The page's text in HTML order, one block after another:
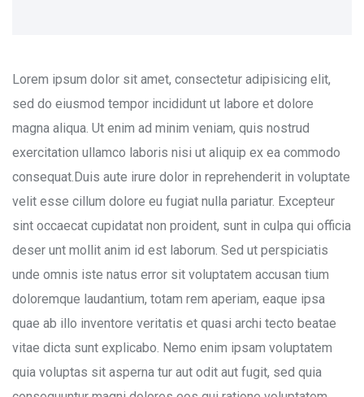
Lorem ipsum dolor sit amet, consectetur adipisicing elit,
sed do eiusmod tempor incididunt ut labore et dolore
magna aliqua. Ut enim ad minim veniam, quis nostrud
exercitation ullamco laboris nisi ut aliquip ex ea commodo
consequat.Duis aute irure dolor in reprehenderit in voluptate
velit esse cillum dolore eu fugiat nulla pariatur. Excepteur
sint occaecat cupidatat non proident, sunt in culpa qui officia
deser unt mollit anim id est laborum. Sed ut perspiciatis
unde omnis iste natus error sit voluptatem accusan tium
doloremque laudantium, totam rem aperiam, eaque ipsa
quae ab illo inventore veritatis et quasi archi tecto beatae
vitae dicta sunt explicabo. Nemo enim ipsam voluptatem
quia voluptas sit asperna tur aut odit aut fugit, sed quia